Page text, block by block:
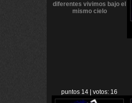
puntos 14 | votos: 16